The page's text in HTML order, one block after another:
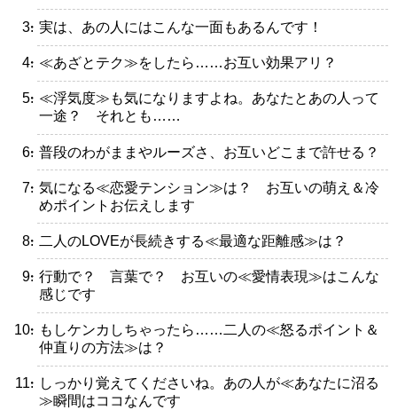
・実は、あの人にはこんな一面もあるんです！
・≪あざとテク≫をしたら……お互い効果アリ？
・≪浮気度≫も気になりますよね。あなたとあの人って
一途？ それとも……
・普段のわがままやルーズさ、お互いどこまで許せる？
・気になる≪恋愛テンション≫は？ お互いの萌え＆冷
めポイントお伝えします
・二人のLOVEが長続きする≪最適な距離感≫は？
・行動で？ 言葉で？ お互いの≪愛情表現≫はこんな
感じです
・もしケンカしちゃったら……二人の≪怒るポイント＆
仲直りの方法≫は？
・しっかり覚えてくださいね。あの人が≪あなたに沼る
≫瞬間はココなんです